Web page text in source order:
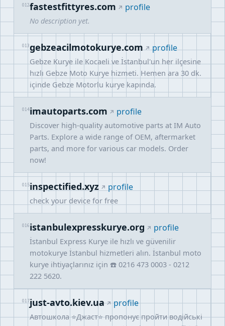
012fastestfittyres.com profile
No description yet.
013gebzeacilmotokurye.com profile
Gebze Kurye ile Kocaeli ve İstanbul'un her ilçesine
hızlı Gebze Moto Kurye hizmeti. Hemen ara 30 dk.
içinde Gebze Motorlu kurye kapında.
014imautoparts.com profile
Discover high-quality automotive parts at IM Auto
Parts. Explore a wide range of OEM, aftermarket
parts, and more for various car models. Order
now!
015inspectified.xyz profile
check your device for free
016istanbulexpresskurye.org profile
İstanbul Express Kurye ile hızlı ve güvenilir
motokurye İstanbul hizmetleri alın. İstanbul moto
kurye ihtiyaçlarınız için ☎️ 0216 473 0003 - 0212
222 5620.
017just-avto.kiev.ua profile
Автошкола ⭐Джаст⭐ пропонує пройти водійські